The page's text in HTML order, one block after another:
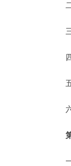
政民互动
二
三
四
五
六
一